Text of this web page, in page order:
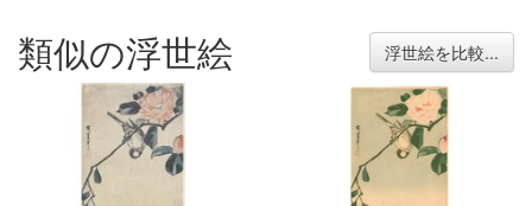
類似の浮世絵 浮世絵を比較...